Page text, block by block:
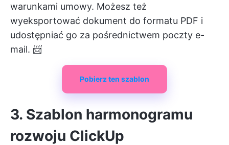
warunkami umowy. Możesz też
wyeksportować dokument do formatu PDF i
udostępniać go za pośrednictwem poczty e-
mail. 📨
Pobierz ten szablon
3. Szablon harmonogramu
rozwoju ClickUp